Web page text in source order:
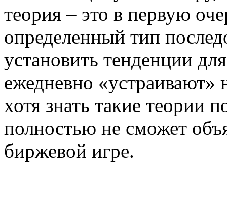
теория – это в первую
определенный тип
установить тенденции
ежедневно
хотя знать такие теории
полностью не сможет
биржевой игре.